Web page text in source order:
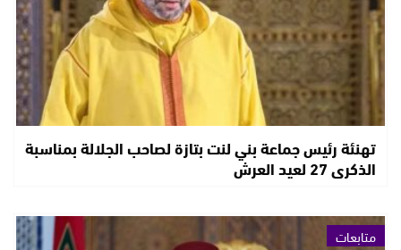
تهنئة رئيس جماعة بني لنت بتازة لصاحب الجلالة بمناسبة
الذكرى 27 لعيد العرش
متابعات